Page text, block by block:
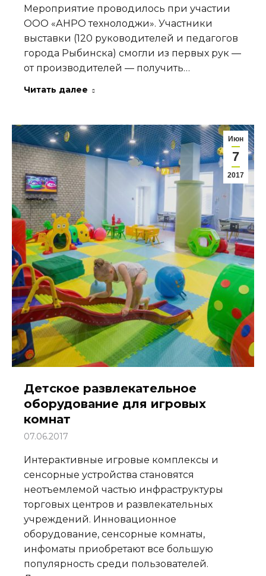
Мероприятие проводилось при участии
ООО «АНРО технолоджи». Участники
выставки (120 руководителей и педагогов
города Рыбинска) смогли из первых рук —
от производителей — получить…
Читать далее
Июн
7
2017
Детское развлекательное
оборудование для игровых
комнат
07.06.2017
Интерактивные игровые комплексы и
сенсорные устройства становятся
неотъемлемой частью инфраструктуры
торговых центров и развлекательных
учреждений. Инновационное
оборудование, сенсорные комнаты,
инфоматы приобретают все большую
популярность среди пользователей.